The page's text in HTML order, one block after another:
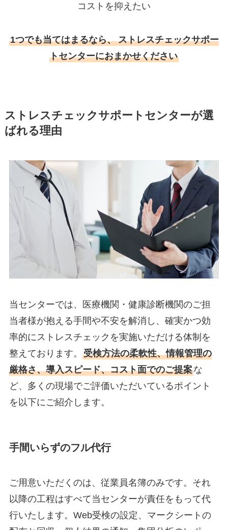
コストを抑えたい
1つでも当てはまるなら、 ストレスチェックサポー
トセンターにおまかせください
ストレスチェックサポートセンターが選
ばれる理由
当センターでは、医療機関・健康診断機関のご担
当者様が抱える手間や不安を解消し、確実かつ効
率的にストレスチェックを実施いただける体制を
整えております。 受検方法の柔軟性、情報管理の
厳格さ、導入スピード、コスト面でのご提案な
ど、多くの現場でご評価いただいているポイント
を以下にご紹介します。
手間いらずのフル代行
ご用意いただくのは、従業員名簿のみです。それ
以降の工程はすべて当センターが責任をもって代
行いたします。Web受検の設定、マークシートの